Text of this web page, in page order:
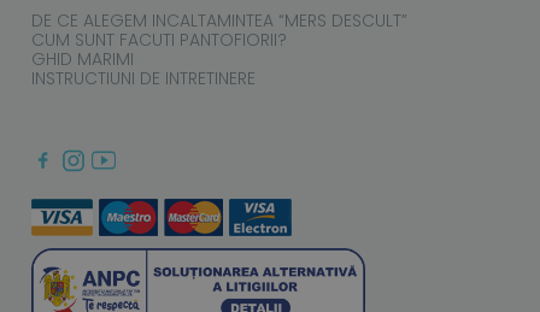
DE CE ALEGEM INCALTAMINTEA “MERS DESCULT”
CUM SUNT FACUTI PANTOFIORII?
GHID MARIMI
INSTRUCTIUNI DE INTRETINERE